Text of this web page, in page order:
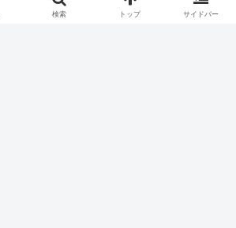
スポンサーリンク
検索 トップ サイドバー